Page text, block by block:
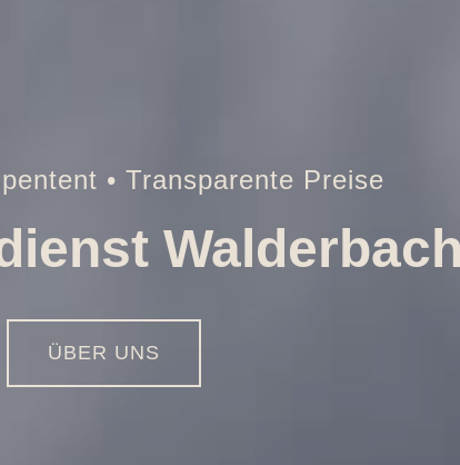
• Briefkasten • Brandschutztür
aller Art
01516 - 113 55 44